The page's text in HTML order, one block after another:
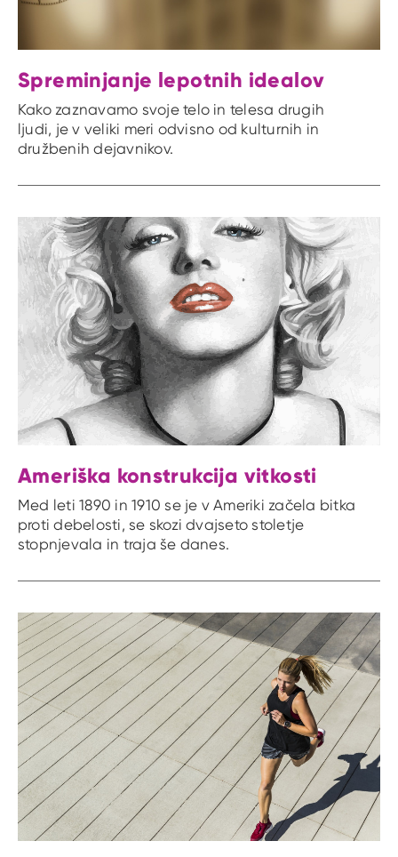
Spreminjanje lepotnih idealov
Kako zaznavamo svoje telo in telesa drugih
ljudi, je v veliki meri odvisno od kulturnih in
družbenih dejavnikov.
Ameriška konstrukcija vitkosti
Med leti 1890 in 1910 se je v Ameriki začela bitka
proti debelosti, se skozi dvajseto stoletje
stopnjevala in traja še danes.